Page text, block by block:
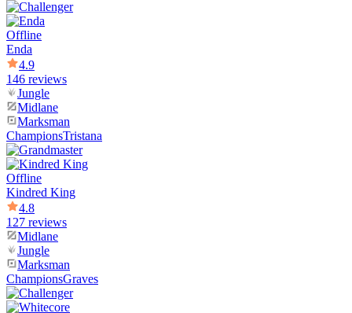
Offline
Enda
4.9
146 reviews
Jungle
Midlane
Marksman
ChampionsTristana
Offline
Kindred King
4.8
127 reviews
Midlane
Jungle
Marksman
ChampionsGraves